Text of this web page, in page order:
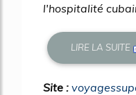
l'hospitalité
LIRE LA SUITE
Site :